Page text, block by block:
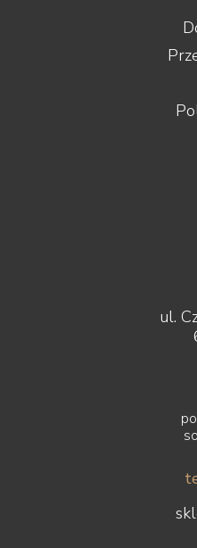
ul.